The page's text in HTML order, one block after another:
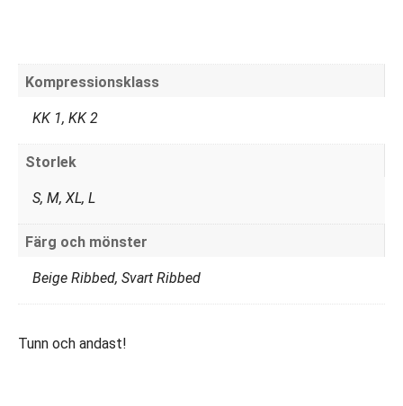
Kompressionsklass
KK 1, KK 2
Storlek
S, M, XL, L
Färg och mönster
Beige Ribbed, Svart Ribbed
Tunn och andast!